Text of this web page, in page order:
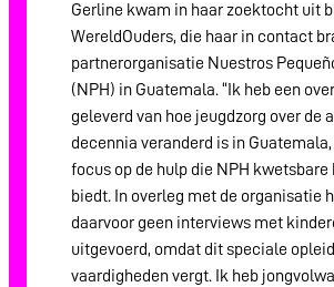
Gerline kwam in haar zoektocht uit
WereldOuders, die haar in contact
partnerorganisatie Nuestros
(NPH) in Guatemala. “Ik heb een
geleverd van hoe jeugdzorg over de
decennia veranderd is in
focus op de hulp die NPH kwetsbare
biedt. In overleg met de organisatie
daarvoor geen interviews met
uitgevoerd, omdat dit speciale
vaardigheden vergt. Ik heb